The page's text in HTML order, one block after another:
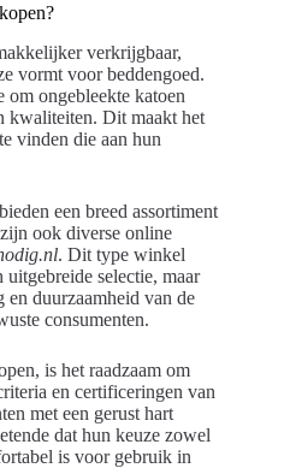
verkrijgbaar,
vormt voor beddengoed.
om ongebleekte katoen
kwaliteiten. Dit maakt het
vinden die aan hun
een breed assortiment
ook diverse online
. Dit type winkel
selectie, maar
duurzaamheid van de
consumenten.
is het raadzaam om
en certificeringen van
met een gerust hart
dat hun keuze zowel
is voor gebruik in